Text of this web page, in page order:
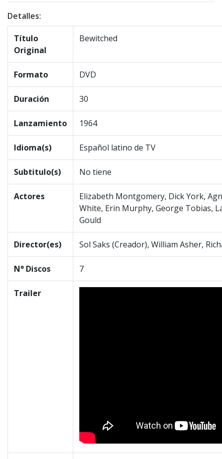
Detalles:
Título
Original
Bewitched
Formato DVD
Duración 30
Lanzamiento 1964
Idioma(s) Español latino de TV
Subtitulo(s) No tiene
Actores
Elizabeth Montgomery, Dick York,
White, Erin Murphy, George Tobias,
Gould
Director(es) Sol Saks (Creador), William Asher,
N° Discos 7
Trailer